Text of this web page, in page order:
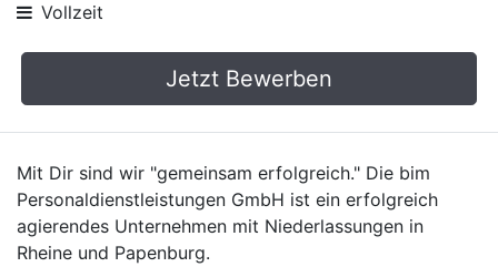
Vollzeit
Jetzt Bewerben
Mit Dir sind wir "gemeinsam erfolgreich." Die bim
Personaldienstleistungen GmbH ist ein erfolgreich
agierendes Unternehmen mit Niederlassungen in
Rheine und Papenburg.